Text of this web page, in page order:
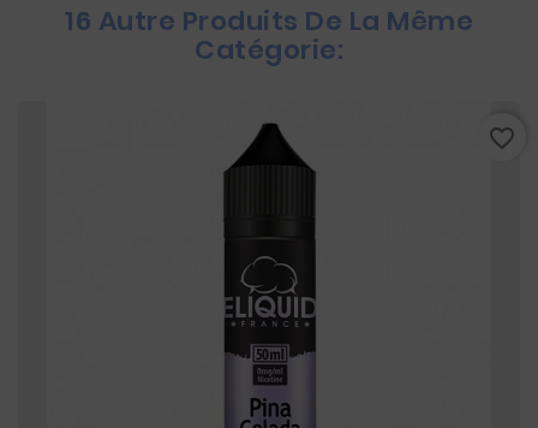
16 Autre Produits De La Même
Catégorie:
favorite_border